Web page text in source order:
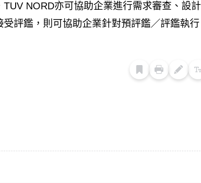
NORD亦可協助企業進行需求審查、設計
評鑑，則可協助企業針對預評鑑／評鑑執行